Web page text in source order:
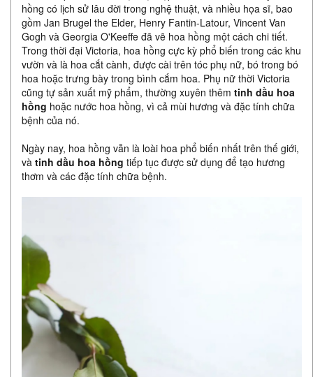
hồng có lịch sử lâu đời trong nghệ thuật, và nhiều họa sĩ, bao
gồm Jan Brugel the Elder, Henry Fantin-Latour, Vincent Van
Gogh và Georgia O'Keeffe đã vẽ hoa hồng một cách chi tiết.
Trong thời đại Victoria, hoa hồng cực kỳ phổ biến trong các khu
vườn và là hoa cắt cành, được cài trên tóc phụ nữ, bó trong bó
hoa hoặc trưng bày trong bình cắm hoa. Phụ nữ thời Victoria
cũng tự sản xuất mỹ phẩm, thường xuyên thêm tinh dầu hoa
hồng hoặc nước hoa hồng, vì cả mùi hương và đặc tính chữa
bệnh của nó.
Ngày nay, hoa hồng vẫn là loài hoa phổ biến nhất trên thế giới,
và tinh dầu hoa hồng tiếp tục được sử dụng để tạo hương
thơm và các đặc tính chữa bệnh.